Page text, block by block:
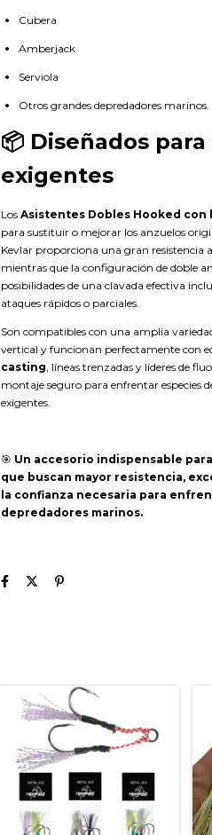
Cubera
Amberjack
Serviola
Otros grandes depredadores marinos.
📦 Diseñados
exigentes
Los Asistentes Dobles Hooked con
para sustituir o mejorar los anzuelos
Kevlar proporciona una gran resistencia
mientras que la configuración de doble
posibilidades de una clavada efectiva
ataques rápidos o parciales.
Son compatibles con una amplia
vertical y funcionan perfectamente con
casting, líneas trenzadas y líderes de
montaje seguro para enfrentar especies
exigentes.
🎯 Un accesorio indispensable
que buscan mayor resistencia,
la confianza necesaria para
depredadores marinos.